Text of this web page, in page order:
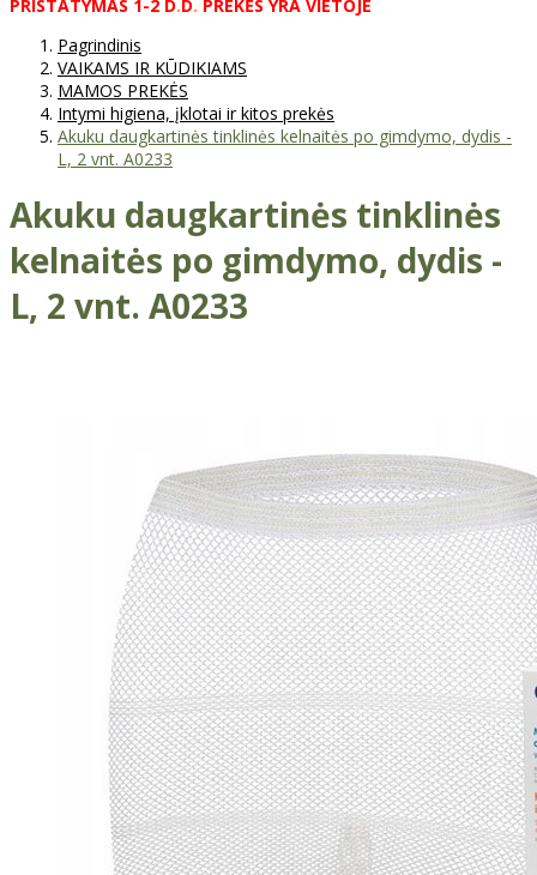
PRISTATYMAS 1-2 D. D. PREKĖS YRA VIETOJE
Pagrindinis
VAIKAMS IR KŪDIKIAMS
MAMOS PREKĖS
Intymi higiena, įklotai ir kitos prekės
Akuku daugkartinės tinklinės kelnaitės po gimdymo, dydis -
L, 2 vnt. А0233
Akuku daugkartinės tinklinės
kelnaitės po gimdymo, dydis -
L, 2 vnt. А0233